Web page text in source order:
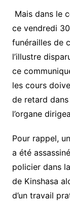
Mais dans le
ce vendredi
funérailles de
l’illustre
ce
les cours
de retard
l’organe
Pour rappel,
a été
policier dans
de Kinshasa
d’un travail